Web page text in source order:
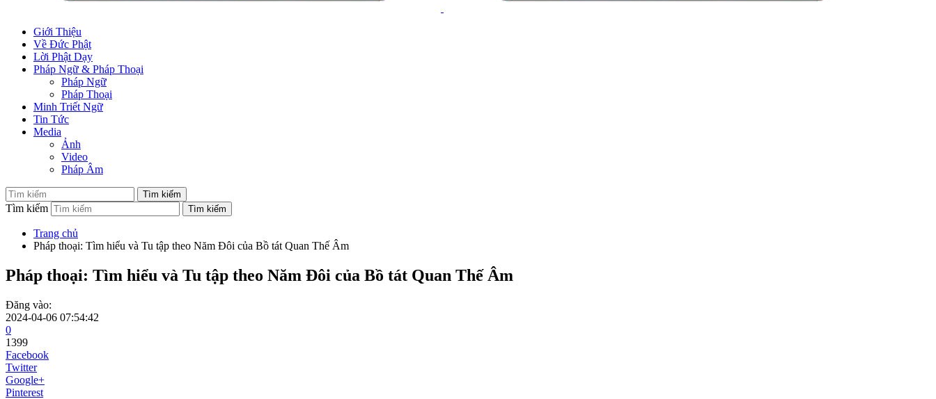
Giới Thiệu
Về Đức Phật
Lời Phật Dạy
Pháp Ngữ & Pháp Thoại
Pháp Ngữ
Pháp Thoại
Minh Triết Ngữ
Tin Tức
Media
Ảnh
Video
Pháp Âm
Tìm kiếm
Trang chủ
Pháp thoại: Tìm hiểu và Tu tập theo Năm Đôi của Bồ tát Quan Thế Âm
Pháp thoại: Tìm hiểu và Tu tập theo Năm Đôi của Bồ tát Quan Thế Âm
Đăng vào:
2024-04-06 07:54:42
0
1399
Facebook
Twitter
Google+
Pinterest